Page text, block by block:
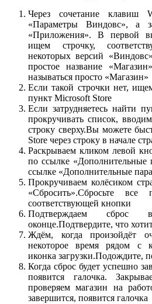
Через сочетание клавиш
«Параметры Виндовс», а
«Приложения». В первой
ищем строчку,
некоторых версий
простое название
называться просто «Магазин»
Если такой строчки нет,
пункт Microsoft Store
Если затрудняетесь найти
прокручивать список,
строку сверху.Вы можете
Store через строку в начале
Раскрываем кликом левой
по ссылке «Дополнительные
ссылке «Дополнительные
Прокручиваем колёсиком
«Сбросить».Сбросьте
соответствующей кнопки
Подтверждаем сброс
оконце.Подтвердите, что
Ждём, когда произойдёт
некоторое время рядом с
иконка загрузки.Подождите,
Когда сброс будет успешно
появится галочка.
проверяем магазин на
завершится, появится галочка